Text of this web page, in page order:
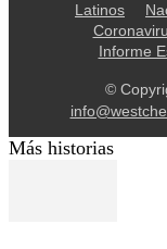
Latinos
Informe
©
Más historias